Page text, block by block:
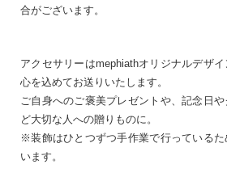
合がございます。
アクセサリーはmephiathオリジナルデザイ
心を込めてお送りいたします。
ご自身へのご褒美プレゼントや、記念日
ど大切な人への贈りものに。
※装飾はひとつずつ手作業で行っている
います。